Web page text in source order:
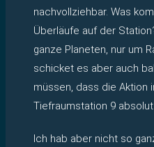
nachvollziehbar. Was
Überläufe auf der
ganze Planeten, nur um
schicket es aber auch
müssen, dass die Aktion
Tiefraumstation 9
Ich hab aber nicht so